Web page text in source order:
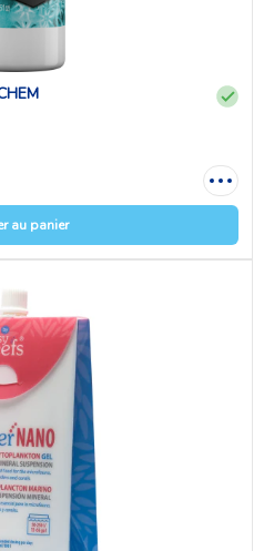
au panier